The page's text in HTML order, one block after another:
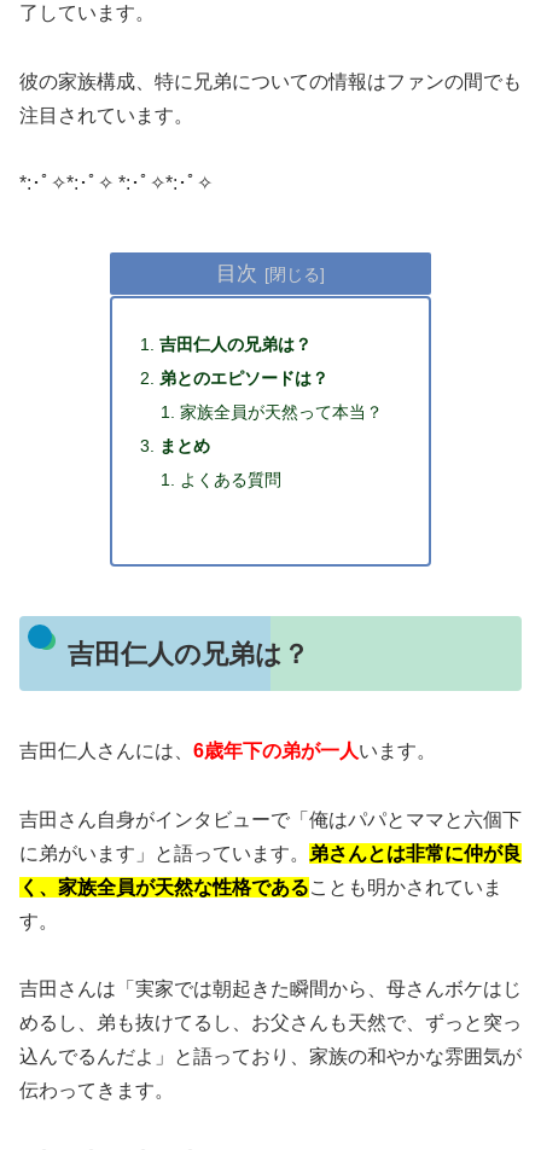
了しています。
彼の家族構成、特に兄弟についての情報はファンの間でも
注目されています。
​*:･ﾟ✧*:･ﾟ✧ *:･ﾟ✧*:･ﾟ✧
目次
吉田仁人の兄弟は？
弟とのエピソードは？
家族全員が天然って本当？
まとめ
よくある質問
吉田仁人の兄弟は？
吉田仁人さんには、 6歳年下の弟が一人います。
吉田さん自身がインタビューで「俺はパパとママと六個下
に弟がいます」と語っています。
弟さんとは非常に仲が良
く、家族全員が天然な性格であることも明かされていま
す。
吉田さんは「実家では朝起きた瞬間から、母さんボケはじ
めるし、弟も抜けてるし、お父さんも天然で、ずっと突っ
込んでるんだよ」と語っており、家族の和やかな雰囲気が
伝わってきます。